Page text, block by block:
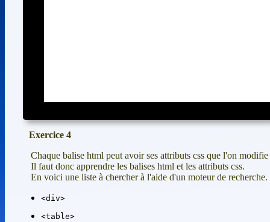
Exercice 4
Chaque balise html peut avoir ses attributs css que l'on
Il faut donc apprendre les balises html et les attributs css.
En voici une liste à chercher à l'aide d'un moteur de recherche.
<div>
<table>